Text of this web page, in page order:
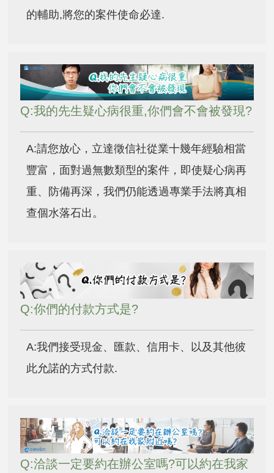
的輔助,將您的案件使命必達.
Q:我的先生疑心病很重,你們會不會被發現?
A:請您放心，立達徵信社從業十幾年經驗相當
豐富，面對過無數類型的案件，即使疑心病再
重、防備再深，我們仍能透過專業手法將真相
查個水落石出。
Q:你們的付款方式是?
A:我們接受現金、匯款、信用卡、以及其他彼
此允諾的方式付款.
Q:洽談一定要約在辦公室嗎?可以約在我家